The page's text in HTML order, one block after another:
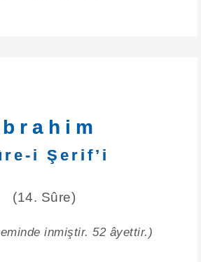
i Şerif’i
(14. Sûre)
inmiştir. 52 âyettir.)